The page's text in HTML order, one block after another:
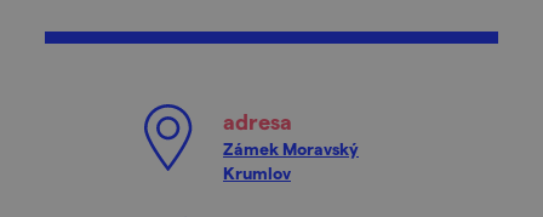
adresa
Zámek Moravský
Krumlov